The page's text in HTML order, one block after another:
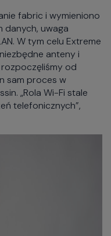
fabric i wymieniono
danych, uwaga
W tym celu Extreme
anteny i
rozpoczęliśmy od
sam proces w
„Rola Wi-Fi stale
telefonicznych”,